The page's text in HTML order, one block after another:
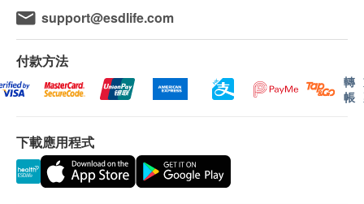
添加維他命D含量，有助鈣質吸收;從而增強骨質密
度
有助膠原蛋白合成。
產品成份
Calcium carbonate(碳酸鈣)-1620mg
訊號懸掛或黑色暴雨警告生效時，送貨服務時間將
會延遲。
所有訂單須視乎相關貨品的供應情況再作最後確
認。倘若生活易未能提供任何訂單上的貨品，生活
保用：
貨品質量保證，於顧客收到產品當日起計，食用期
support@esdlife.com
付款方法
轉
帳
下載應用程式